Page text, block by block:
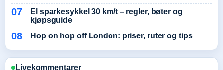
El sparkesykkel 30 km/t – regler, bøter og
kjøpsguide
Hop on hop off London: priser, ruter og tips
Livekommentarer